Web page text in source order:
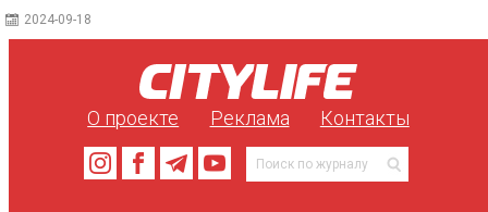
2024-09-18
О проекте Реклама Контакты